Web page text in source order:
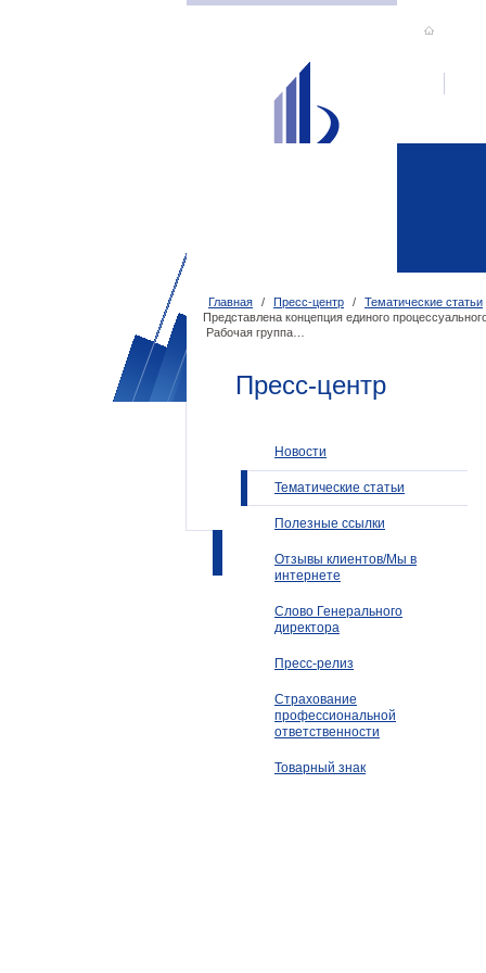
Главная / Пресс-центр / Тематические статьи
Представлена концепция единого
Рабочая группа…
Пресс-центр
Новости
Тематические статьи
Полезные ссылки
Отзывы клиентов/Мы в
интернете
Слово Генерального
директора
Пресс-релиз
Страхование
профессиональной
ответственности
Товарный знак